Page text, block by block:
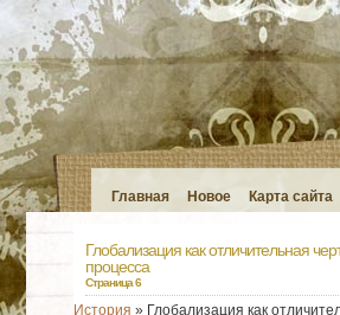
Главная Новое Карта сайта
Глобализация как отличительная
процесса
Страница 6
История » Глобализация как